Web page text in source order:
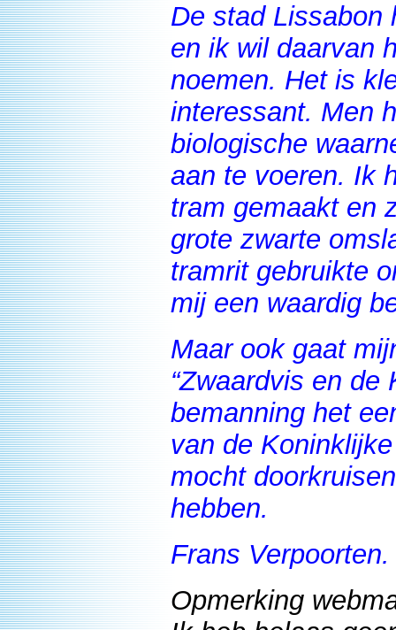
De stad Lissabon
en ik wil daarvan
noemen. Het is
interessant. Men
biologische
aan te voeren. Ik
tram gemaakt en
grote zwarte
tramrit gebruikte
mij een waardig
Maar ook gaat
“Zwaardvis en de
bemanning het
van de
mocht
hebben.
Frans Verpoorten.
Opmerking